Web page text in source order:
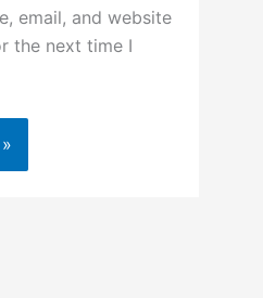
email, and website
the next time I